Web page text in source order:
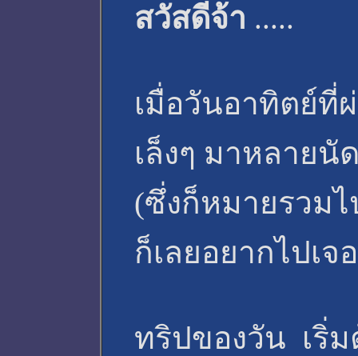
สวัสดีจ้า .....
เมื่อวันอาทิตย์ที่
เล็งๆ มาหลาย
(ซึ่งก็หมายรวม
ก็เลยอยากไปเ
ทริปของวัน เริ่